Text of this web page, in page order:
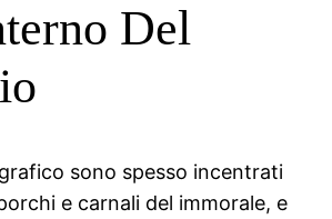
Del
sono spesso incentrati
e carnali del immorale, e